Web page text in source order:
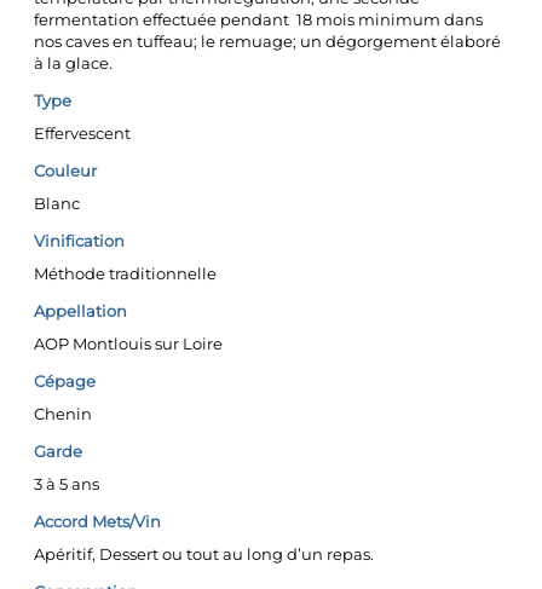
fermentation effectuée pendant 18 mois minimum dans
nos caves en tuffeau; le remuage; un dégorgement élaboré
à la glace.
Type
Effervescent
Couleur
Blanc
Vinification
Méthode traditionnelle
Appellation
AOP Montlouis sur Loire
Cépage
Chenin
Garde
3 à 5 ans
Accord Mets/Vin
Apéritif, Dessert ou tout au long d’un repas.